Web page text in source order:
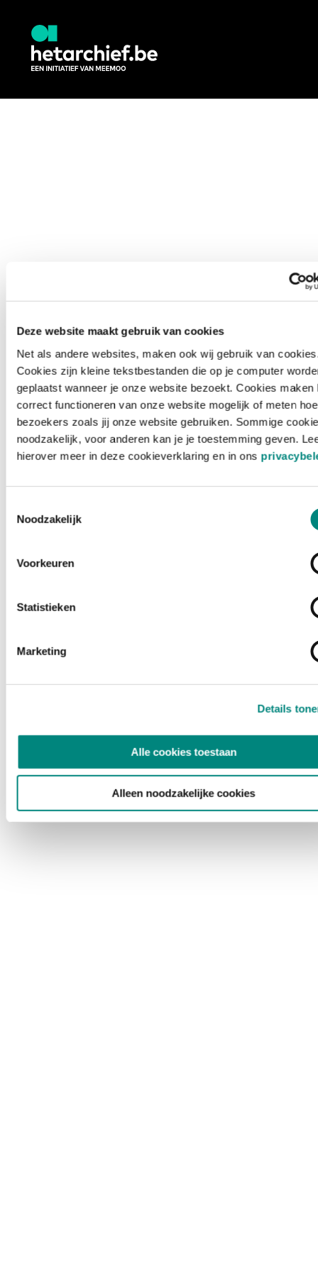
Deze website maakt gebruik van cookies
Net als andere websites, maken ook wij gebruik van
Cookies zijn kleine tekstbestanden die op je computer
geplaatst wanneer je onze website bezoekt. Cookies maken
correct functioneren van onze website mogelijk of meten hoe
bezoekers zoals jij onze website gebruiken. Sommige
noodzakelijk, voor anderen kan je je toestemming geven.
hierover meer in deze cookieverklaring en in ons
Noodzakelijk
Voorkeuren
Statistieken
Marketing
Details
Alle cookies toestaan
Alleen noodzakelijke cookies